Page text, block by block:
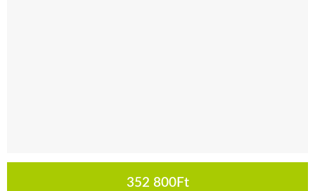
352 800Ft